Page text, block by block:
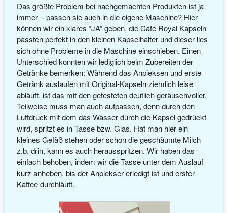
Das größte Problem bei nachgemachten Produkten ist ja
immer – passen sie auch in die eigene Maschine? Hier
können wir ein klares “JA” geben, die Cafè Royal Kapseln
passten perfekt in den kleinen Kapselhalter und dieser lies
sich ohne Probleme in die Maschine einschieben. Einen
Unterschied konnten wir lediglich beim Zubereiten der
Getränke bemerken: Während das Anpieksen und erste
Getränk auslaufen mit Original-Kapseln ziemlich leise
abläuft, ist das mit den getesteten deutlich geräuschvoller.
Teilweise muss man auch aufpassen, denn durch den
Luftdruck mit dem das Wasser durch die Kapsel gedrückt
wird, spritzt es in Tasse bzw. Glas. Hat man hier ein
kleines Gefäß stehen oder schon die geschäumte Milch
z.b. drin, kann es auch herausspritzen. Wir haben das
einfach behoben, indem wir die Tasse unter dem Auslauf
kurz anheben, bis der Anpiekser erledigt ist und erster
Kaffee durchläuft.